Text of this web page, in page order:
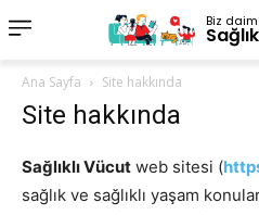
Biz
Ana Sayfa Site hakkında
Site hakkında
Sağlıklı Vücut web sitesi (
sağlık ve sağlıklı yaşam